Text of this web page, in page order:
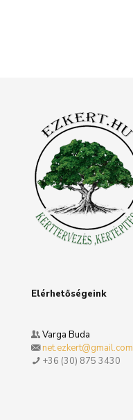
Elérhetőségeink
Varga Buda
net.ezkert@gmail.com
+36 (30) 875 3430